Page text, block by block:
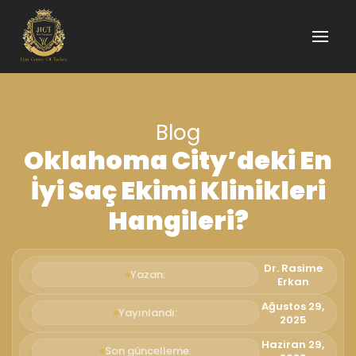
Blog
Oklahoma City’deki En
İyi Saç Ekimi Klinikleri
Hangileri?
Yazan:
Dr. Rasime
Erkan
Yayınlandı:
Ağustos 29,
2025
Son güncelleme:
Haziran 29,